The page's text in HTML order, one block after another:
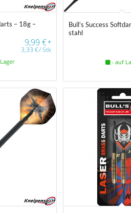
– 18g –
9,99€*
3,33€/Stk
Bull’s Success
stahl
- auf